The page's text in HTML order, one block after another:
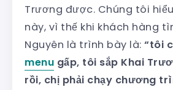
Trương được. Chúng tôi
này, vì thế khi khách hàng
Nguyên là trình bày là: “tôi
menu gấp, tôi sắp Khai
rồi, chị phải chạy chương